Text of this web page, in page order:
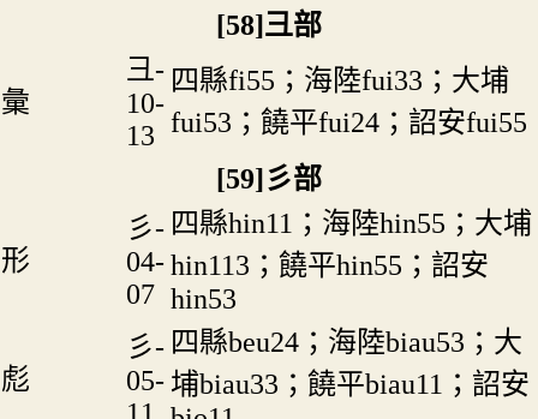
[58]彐部
彙
彐-
10-
13
四縣fi55；海陸fui33；大埔
fui53；饒平fui24；詔安fui55
[59]彡部
形
彡-
04-
07
四縣hin11；海陸hin55；大埔
hin113；饒平hin55；詔安
hin53
彪
彡-
05-
四縣beu24；海陸biau53；大
埔biau33；饒平biau11；詔安